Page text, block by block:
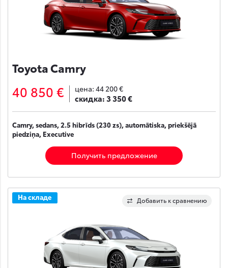
Toyota Camry
40 850 € цена: 44 200 €
скидка:3 350 €
Camry, sedans, 2.5 hibrīds (230 zs), automātiska, priekšējā
piedziņa, Executive
Получить предложение
Добавить к сравнению
На складе